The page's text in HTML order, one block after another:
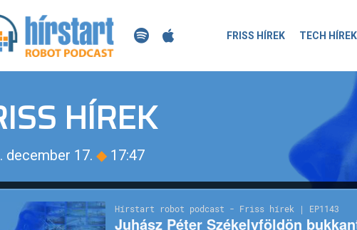
FRISS HÍREK TECH HÍREK
HÍREK
december 17. ◆ 17:47